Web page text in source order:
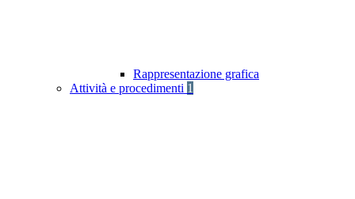
Rappresentazione grafica
Attività e procedimenti 1